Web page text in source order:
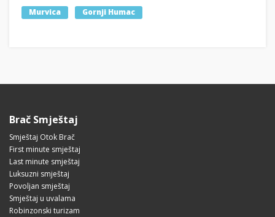
Murvica Gornji Humac
Brač Smještaj
Smještaj Otok Brač
First minute smještaj
Last minute smještaj
Luksuzni smještaj
Povoljan smještaj
Smještaj u uvalama
Robinzonski turizam